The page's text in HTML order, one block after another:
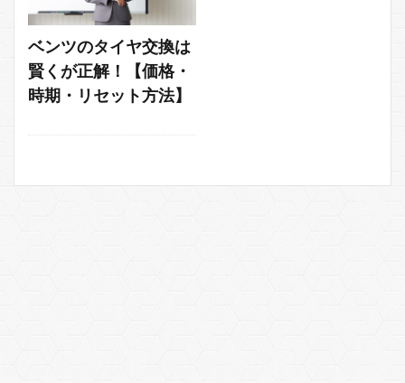
ベンツのタイヤ交換は
賢くが正解！【価格・
時期・リセット方法】